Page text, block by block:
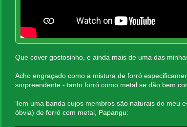
Que cover gostosinho, e ainda mais de uma das
Acho engraçado como a mistura de forró
surpreendente - tanto forró como metal se dão bem
Tem uma banda cujos membros são naturais do meu
óbvia) de forró com metal, Papangu: